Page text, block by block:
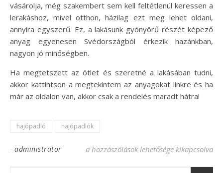
vásárolja, még szakembert sem kell feltétlenül keressen a
lerakáshoz, mivel otthon, házilag ezt meg lehet oldani,
annyira egyszerű. Ez, a lakásunk gyönyörű részét képező
anyag egyenesen Svédországból érkezik hazánkban,
nagyon jó minőségben.
Ha megtetszett az ötlet és szeretné a lakásában tudni,
akkor kattintson a megtekintem az anyagokat linkre és ha
már az oldalon van, akkor csak a rendelés maradt hátra!
hajópadló hajópadlók
- administrator Hajópadlók egyenesen Svédországból
a hozzászólások lehetősége kikapcsolva